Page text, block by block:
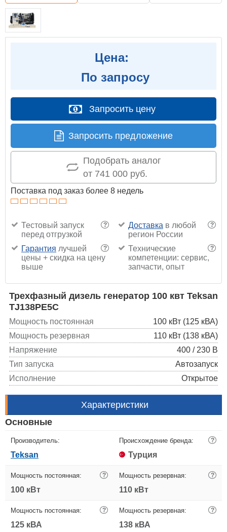
Цена:
По запросу
Запросить цену
Запросить предложение
Подобрать аналог
от 741 000 руб.
Поставка под заказ более 8 недель
?
Тестовый запуск
перед отгрузкой
?
Доставка в любой
регион России
?
Гарантия лучшей
цены + скидка на цену
выше
?
Технические
компетенции: сервис,
запчасти, опыт
Трехфазный дизель генератор 100 квт Teksan
TJ138PE5C
Мощность постоянная
100 кВт (125 кВА)
Мощность резервная
110 кВт (138 кВА)
Напряжение
400 / 230 В
Тип запуска
Автозапуск
Исполнение
Открытое
Характеристики
Основные
Производитель:
Teksan
Происхождение бренда: ?
Турция
Мощность постоянная: ?
100 кВт
Мощность резервная: ?
110 кВт
Мощность постоянная: ?
125 кВА
Мощность резервная: ?
138 кВА